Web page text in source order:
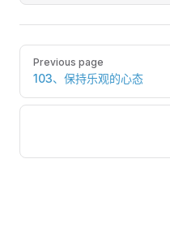
Pager
Previous page
103、保持乐观的心态